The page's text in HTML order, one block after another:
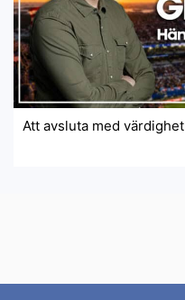
Att avsluta med värdighet